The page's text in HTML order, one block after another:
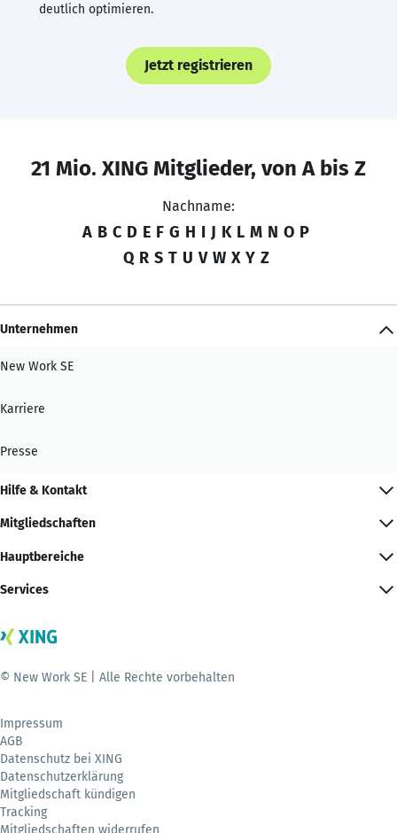
deutlich optimieren.
Jetzt registrieren
21 Mio. XING Mitglieder, von A bis Z
Nachname:
A B C D E F G H I J K L M N O P
Q R S T U V W X Y Z
Unternehmen
New Work SE
Karriere
Presse
Hilfe & Kontakt
Mitgliedschaften
Hauptbereiche
Services
© New Work SE | Alle Rechte vorbehalten
Impressum
AGB
Datenschutz bei XING
Datenschutzerklärung
Mitgliedschaft kündigen
Tracking
Mitgliedschaften widerrufen